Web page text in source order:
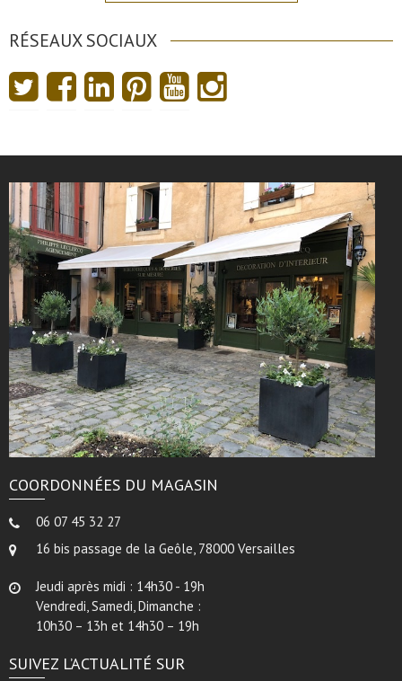
RÉSEAUX SOCIAUX
COORDONNÉES DU MAGASIN
06 07 45 32 27
16 bis passage de la Geôle, 78000 Versailles
Jeudi après midi : 14h30 - 19h
Vendredi, Samedi, Dimanche :
10h30 – 13h et 14h30 – 19h
SUIVEZ L’ACTUALITÉ SUR